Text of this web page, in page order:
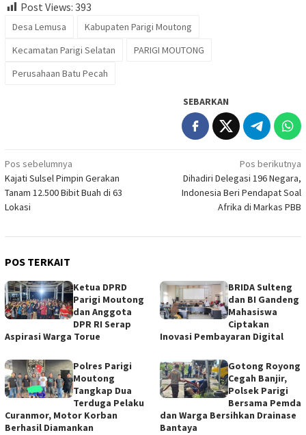
Post Views: 393
Desa Lemusa
Kabupaten Parigi Moutong
Kecamatan Parigi Selatan
PARIGI MOUTONG
Perusahaan Batu Pecah
SEBARKAN
Navigasi
pos
Pos sebelumnya
Kajati Sulsel Pimpin Gerakan
Tanam 12.500 Bibit Buah di 63
Lokasi
Pos berikutnya
Dihadiri Delegasi 196 Negara,
Indonesia Beri Pendapat Soal
Afrika di Markas PBB
POS TERKAIT
‎Ketua DPRD
Parigi Moutong
dan Anggota
DPR RI Serap
Aspirasi Warga Torue
BRIDA Sulteng
dan BI Gandeng
Mahasiswa
Ciptakan
Inovasi Pembayaran Digital
Polres Parigi
Moutong
Tangkap Dua
Terduga Pelaku
Curanmor, Motor Korban
Berhasil Diamankan
Gotong Royong
Cegah Banjir,
Polsek Parigi
Bersama Pemda
dan Warga Bersihkan Drainase
Bantaya